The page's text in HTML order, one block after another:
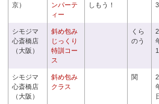
京）
ンパーテ
ィー
しもう！
シモジマ
心斎橋店
（大阪）
斜め包み
じっくり
特訓コー
ス
くら
のう
シモジマ
心斎橋店
（大阪）
斜め包み
クラス
関